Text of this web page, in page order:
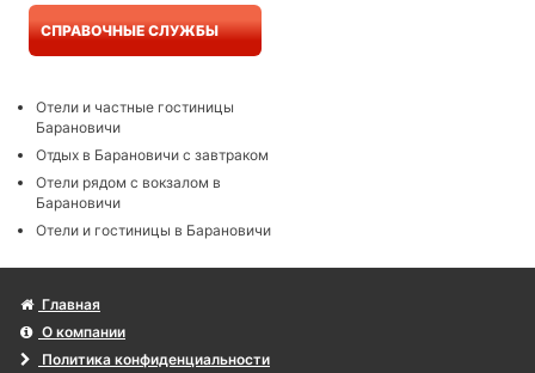
СПРАВОЧНЫЕ СЛУЖБЫ
Отели и частные гостиницы
Барановичи
Отдых в Барановичи с завтраком
Отели рядом с вокзалом в
Барановичи
Отели и гостиницы в Барановичи
Главная
О компании
Политика конфиденциальности